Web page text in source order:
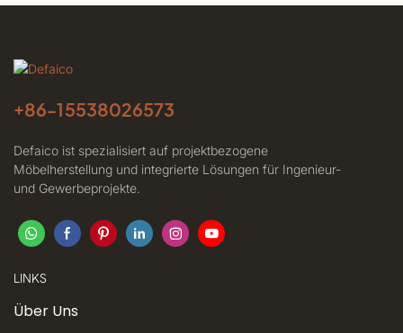
+86-15538026573
Defaico ist spezialisiert auf projektbezogene
Möbelherstellung und integrierte Lösungen für Ingenieur-
und Gewerbeprojekte.
LINKS
Über Uns